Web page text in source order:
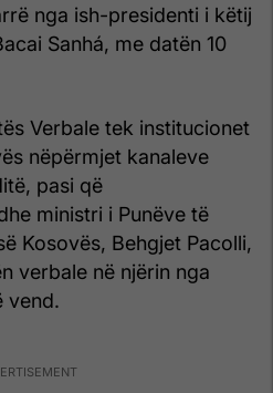
nga ish-presidenti i këtij
Sanhá, me datën 10
Verbale tek institucionet
nëpërmjet kanaleve
pasi që
ministri i Punëve të
Kosovës, Behgjet Pacolli,
verbale në njërin nga
vend.